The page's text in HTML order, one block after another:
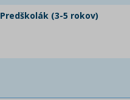
Predškolák (3-5 rokov)